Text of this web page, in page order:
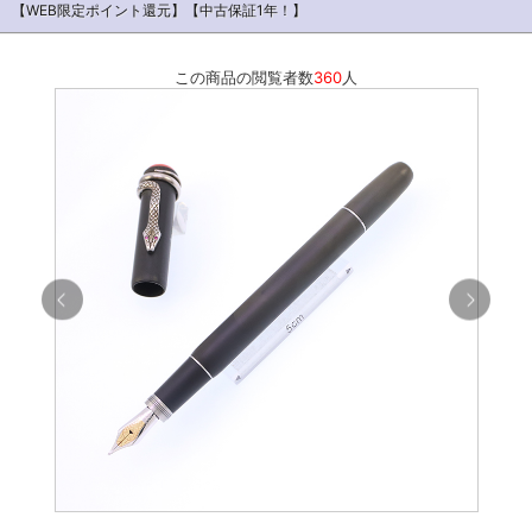
【WEB限定ポイント還元】【中古保証1年！】
この商品の閲覧者数360人